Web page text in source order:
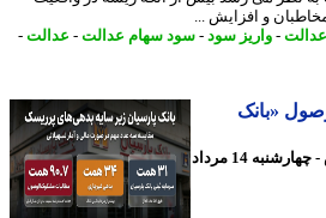
و افزایش ...
-واریز سود -سود سهام عدالت-عدالت-
«بانک
3 روز پیش - چهارشنبه 14 مرداد